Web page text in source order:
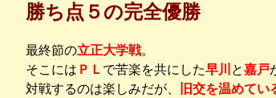
勝ち点５の完全優勝
最終節の立正大学戦。
そこには ＰＬ で苦楽を共にした早川 と嘉戸
対戦するのは楽しみだが、
旧交を温めてい